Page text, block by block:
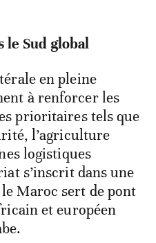
le Sud global
en pleine
à renforcer les
prioritaires tels que
l’agriculture
logistiques
s’inscrit dans une
Maroc sert de pont
et européen